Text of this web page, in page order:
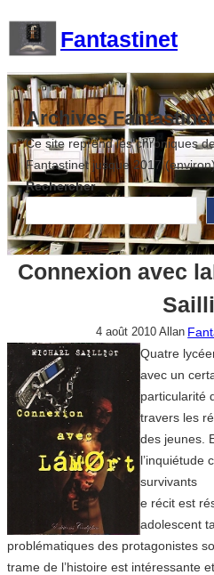
contenu
Fantastinet
Archives Fantastinet
Ce site reprend les chroniques
Fantastinet jusque 2017
Rechercher
Connexion avec
4 août 2010 Allan
Quatre
avec un
particularité
travers les
des jeunes.
l’inquiétude
survivants
e récit est
adolescent
problématiques des protagonistes
trame de l’histoire est intéressante